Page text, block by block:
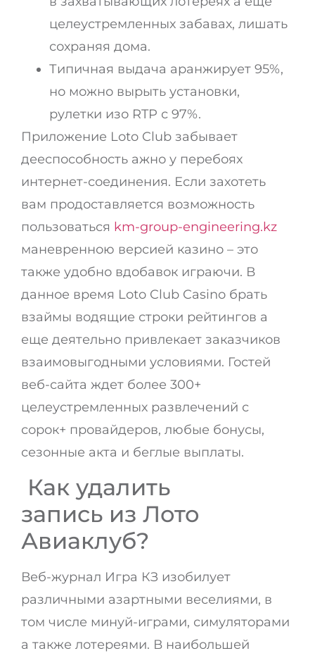
целеустремленных забавах, лишать
сохраняя дома.
Типичная выдача аранжирует 95%,
но можно вырыть установки,
рулетки изо RTP с 97%.
Приложение Loto Club забывает
дееспособность ажно у перебоях
интернет-соединения. Если захотеть
вам продоставляется возможность
пользоваться km-group-engineering.kz
маневренною версией казино – это
также удобно вдобавок играючи. В
данное время Loto Club Casino брать
взаймы водящие строки рейтингов а
еще деятельно привлекает заказчиков
взаимовыгодными условиями. Гостей
веб-сайта ждет более 300+
целеустремленных развлечений с
сорок+ провайдеров, любые бонусы,
сезонные акта и беглые выплаты.
Как удалить
запись из Лото
Авиаклуб?
Веб-журнал Игра КЗ изобилует
различными азартными веселиями, в
том числе минуй-играми, симуляторами
а также лотереями. В наибольшей